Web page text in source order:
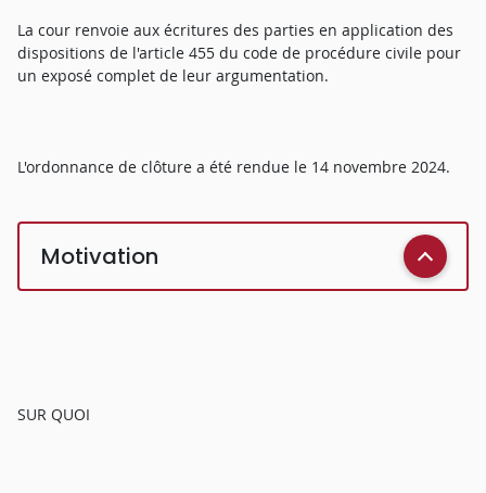
La cour renvoie aux écritures des parties en application des
dispositions de l'article 455 du code de procédure civile pour
un exposé complet de leur argumentation.
L'ordonnance de clôture a été rendue le 14 novembre 2024.
Motivation
SUR QUOI